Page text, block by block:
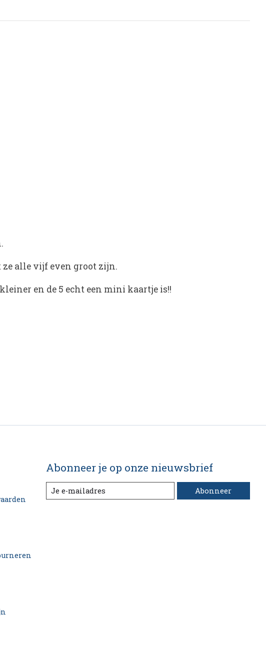
ze alle vijf even groot zijn.
en de 5 echt een mini kaartje is!!
Abonneer je op onze nieuwsbrief
Abonneer